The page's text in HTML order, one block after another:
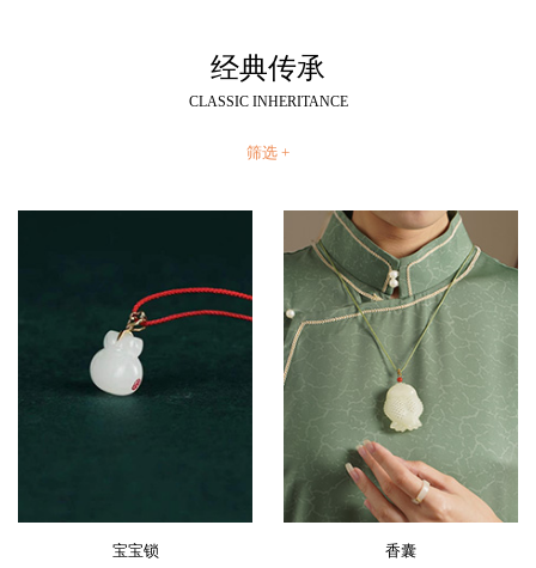
经典传承
CLASSIC INHERITANCE
筛选 +
宝宝锁 香囊